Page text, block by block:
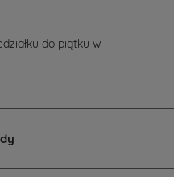
do piątku w